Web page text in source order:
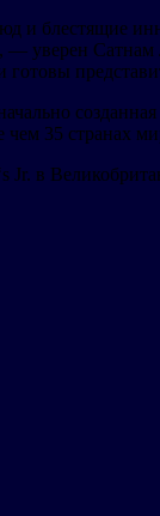
и
Сатнам
35 странах
в